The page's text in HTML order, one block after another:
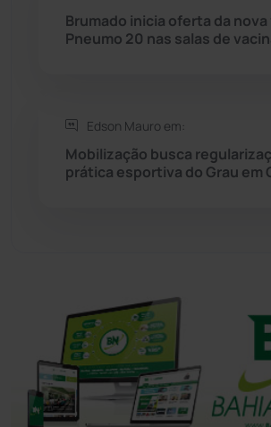
Tanhaçu
Brumado inicia oferta da nova
Pneumo 20 nas salas de
Edson Mauro em:
Mobilização busca
prática esportiva do Grau em